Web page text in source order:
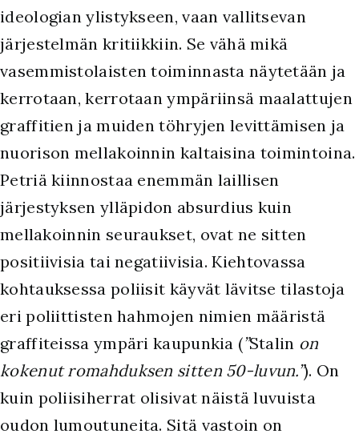
ideologian ylistykseen, vaan vallitsevan
järjestelmän kritiikkiin. Se vähä mikä
vasemmistolaisten toiminnasta näytetään ja
kerrotaan, kerrotaan ympäriinsä maalattujen
graffitien ja muiden töhryjen levittämisen ja
nuorison mellakoinnin kaltaisina toimintoina.
Petriä kiinnostaa enemmän laillisen
järjestyksen ylläpidon absurdius kuin
mellakoinnin seuraukset, ovat ne sitten
positiivisia tai negatiivisia. Kiehtovassa
kohtauksessa poliisit käyvät lävitse tilastoja
eri poliittisten hahmojen nimien määristä
graffiteissa ympäri kaupunkia (”Stalin on
kokenut romahduksen sitten 50-luvun.”). On
kuin poliisiherrat olisivat näistä luvuista
oudon lumoutuneita. Sitä vastoin on